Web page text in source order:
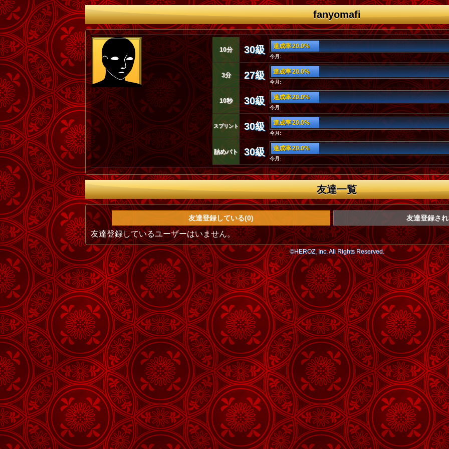
fanyomafi
10分 30級 達成率 20.0%
今月:
3分 27級 達成率 20.0%
今月:
10秒 30級 達成率 20.0%
今月:
スプリント 30級 達成率 20.0%
今月:
詰めバト 30級 達成率 20.0%
今月:
友達一覧
友達登録している(0) 友達登録さ
友達登録しているユーザーはいません。
©HEROZ, Inc. All Rights Reserved.